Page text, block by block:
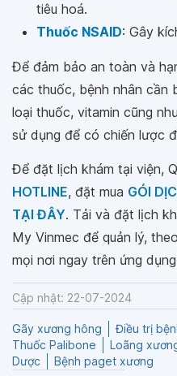
tiêu hoá.
Thuốc NSAID: Gây
Để đảm bảo an toàn và
các thuốc, bệnh nhân
loại thuốc, vitamin cũng
sử dụng để có chiến lược
Để đặt lịch khám tại viện,
HOTLINE, đặt mua GÓI
TẠI ĐÂY. Tải và đặt lịch
My Vinmec để quản lý,
mọi nơi ngay trên ứng
Cập nhật: 22-07-2024
Gãy xương hông
Điều trị
Thuốc Palibone
Loãng
Dược
Bệnh paget xương